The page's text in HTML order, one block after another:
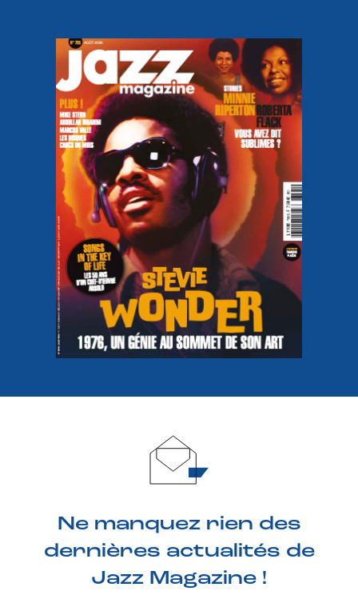
Ne manquez rien des
dernières actualités de
Jazz Magazine !